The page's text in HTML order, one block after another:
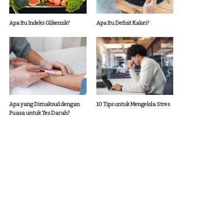
Apa Itu Indeks Glikemik? Apa Itu Defisit Kalori?
Apa yang Dimaksud dengan
Puasa untuk Tes Darah?
10 Tips untuk Mengelola Stres